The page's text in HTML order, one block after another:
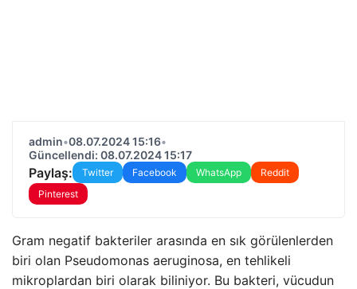
admin•08.07.2024 15:16•
Güncellendi: 08.07.2024 15:17
Paylaş: Twitter Facebook WhatsApp
Reddit
Pinterest
Gram negatif bakteriler arasında en sık görülenlerden
biri olan Pseudomonas aeruginosa, en tehlikeli
mikroplardan biri olarak biliniyor. Bu bakteri, vücudun